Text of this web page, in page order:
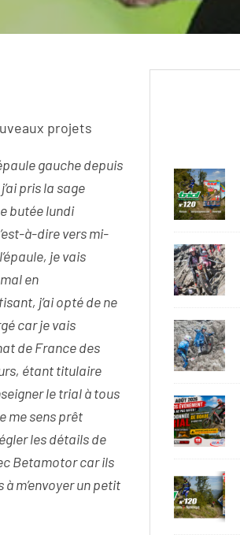
projets
gauche depuis
pris la sage
butée lundi
à-dire vers mi-
je vais
en
j’ai opté de ne
car je vais
de France des
étant titulaire
le trial à tous
me sens prêt
les détails de
Betamotor car ils
m’envoyer un petit